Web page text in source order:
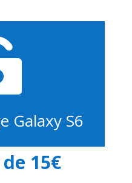
Galaxy S6
15€